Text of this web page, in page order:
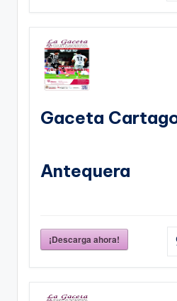
Gaceta
Antequera
¡Descarga ahora!